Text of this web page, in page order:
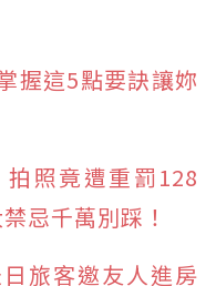
握這5點要訣讓妳
照竟遭重罰128
忌千萬別踩！
旅客邀友人進房